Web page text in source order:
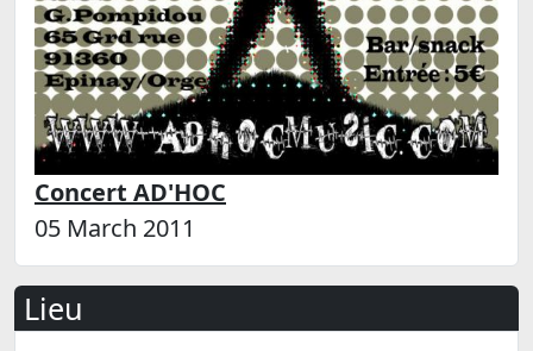
Concert AD'HOC
05 March 2011
Lieu